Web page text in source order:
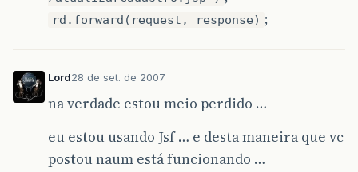
rd.forward(request, response) ;
Lord28 de set. de 2007
na verdade estou meio perdido …
eu estou usando Jsf … e desta maneira que vc
postou naum está funcionando …